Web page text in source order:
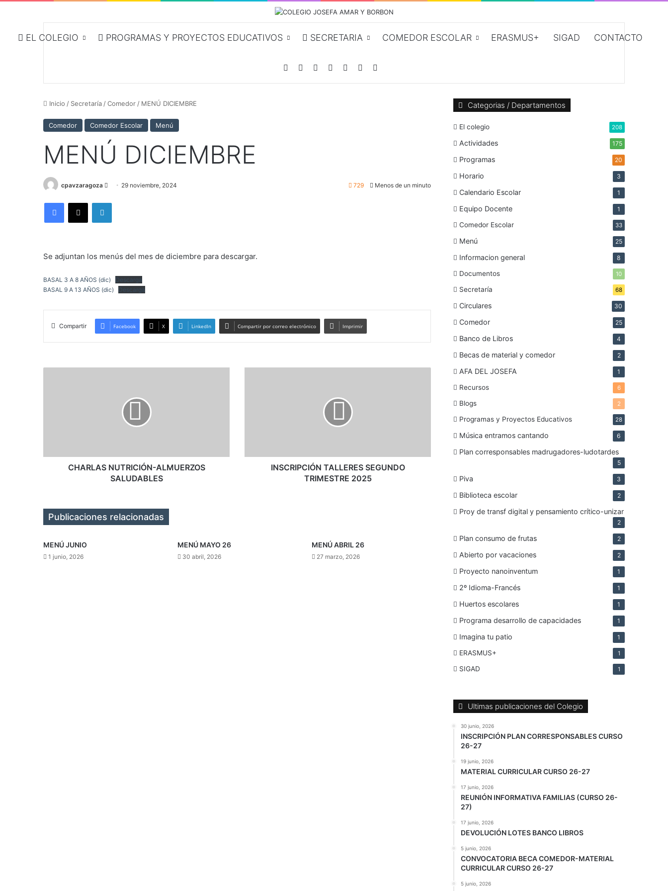
EL COLEGIO PROGRAMAS Y PROYECTOS EDUCATIVOS SECRETARIA COMEDOR ESCOLAR ERASMUS+ SIGAD CONTACTO
FacebookYouTubeInstagramAccesoPublicación al azar
Barra lateral
Inicio / Secretaría /Comedor / MENÚ DICIEMBRE
Comedor Comedor Escolar Menú
MENÚ DICIEMBRE
cpavzaragoza
Send 29 noviembre, 2024 729 Menos de un minuto
Facebook
X LinkedIn
Se adjuntan los menús del mes de diciembre para descargar.
BASAL 3 A 8 AÑOS (dic)
Descarga
BASAL 9 A 13 AÑOS (dic)
Descarga
Compartir Facebook X LinkedIn Compartir por correo electrónico Imprimir
CHARLAS NUTRICIÓN-ALMUERZOS
SALUDABLES
INSCRIPCIÓN TALLERES SEGUNDO
TRIMESTRE 2025
Publicaciones relacionadas
MENÚ JUNIO
1 junio, 2026
MENÚ MAYO 26
30 abril, 2026
MENÚ ABRIL 26
27 marzo, 2026
Categorias / Departamentos
El colegio 208
Actividades 175
Programas 20
Horario 3
Calendario Escolar 1
Equipo Docente 1
Comedor Escolar 33
Menú 25
Informacion general 8
Documentos 10
Secretaría 68
Circulares 30
Comedor 25
Banco de Libros 4
Becas de material y comedor 2
AFA DEL JOSEFA 1
Recursos 6
Blogs 2
Programas y Proyectos Educativos 28
Música entramos cantando 6
Plan corresponsables madrugadores-ludotardes
5
Piva 3
Biblioteca escolar 2
Proy de transf digital y pensamiento crítico-unizar
2
Plan consumo de frutas 2
Abierto por vacaciones 2
Proyecto nanoinventum 1
2º Idioma-Francés 1
Huertos escolares 1
Programa desarrollo de capacidades 1
Imagina tu patio 1
ERASMUS+ 1
SIGAD 1
Ultimas publicaciones del Colegio
30 junio, 2026
INSCRIPCIÓN PLAN CORRESPONSABLES CURSO
26-27
19 junio, 2026
MATERIAL CURRICULAR CURSO 26-27
17 junio, 2026
REUNIÓN INFORMATIVA FAMILIAS (CURSO 26-
27)
17 junio, 2026
DEVOLUCIÓN LOTES BANCO LIBROS
5 junio, 2026
CONVOCATORIA BECA COMEDOR-MATERIAL
CURRICULAR CURSO 26-27
5 junio, 2026